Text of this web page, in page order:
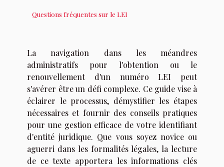
Questions fréquentes sur le LEI
La navigation dans les méandres
administratifs pour l'obtention ou le
renouvellement d'un numéro LEI peut
s'avérer être un défi complexe. Ce guide vise à
éclairer le processus, démystifier les étapes
nécessaires et fournir des conseils pratiques
pour une gestion efficace de votre identifiant
d'entité juridique. Que vous soyez novice ou
aguerri dans les formalités légales, la lecture
de ce texte apportera les informations clés